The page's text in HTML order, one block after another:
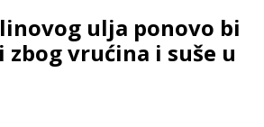
ulja ponovo bi
zbog vrućina i suše u